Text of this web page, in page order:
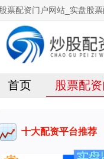
股票配资门户网站_实盘股
首页 股票配
十大配资平台推荐